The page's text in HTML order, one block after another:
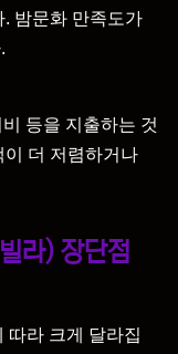
밤문화 만족도가
등을 지출하는 것
더 저렴하거나
라) 장단점
따라 크게 달라집